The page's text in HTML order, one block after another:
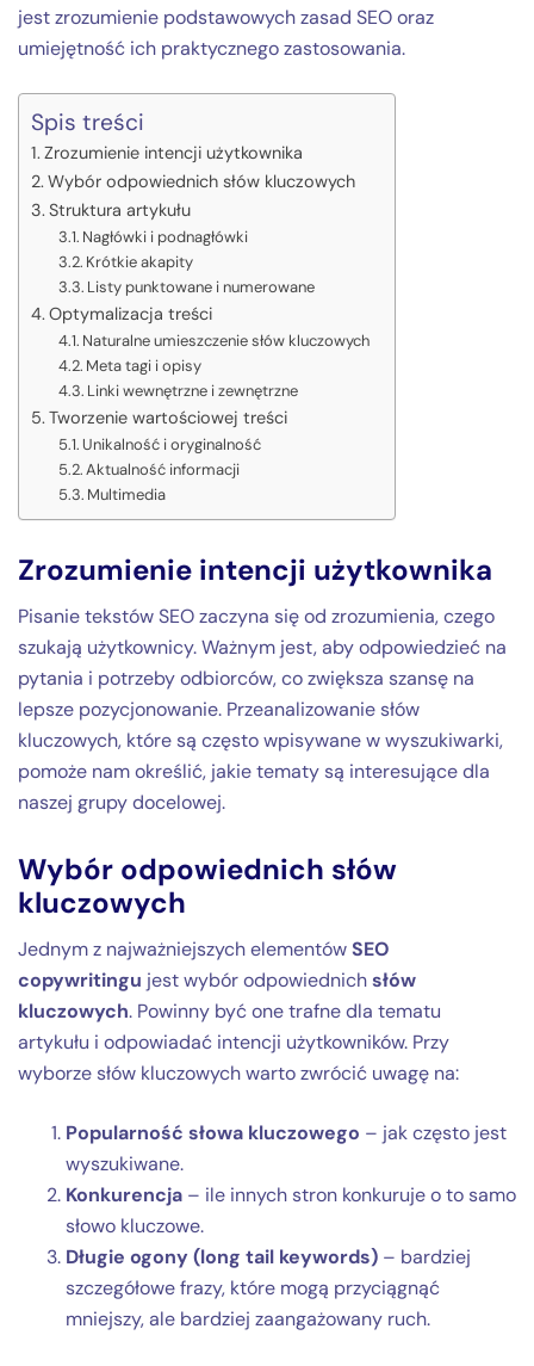
jest zrozumienie podstawowych zasad SEO oraz
umiejętność ich praktycznego zastosowania.
Spis treści
Zrozumienie intencji użytkownika
Wybór odpowiednich słów kluczowych
Struktura artykułu
Nagłówki i podnagłówki
Krótkie akapity
Listy punktowane i numerowane
Optymalizacja treści
Naturalne umieszczenie słów kluczowych
Meta tagi i opisy
Linki wewnętrzne i zewnętrzne
Tworzenie wartościowej treści
Unikalność i oryginalność
Aktualność informacji
Multimedia
Zrozumienie intencji użytkownika
Pisanie tekstów SEO zaczyna się od zrozumienia, czego
szukają użytkownicy. Ważnym jest, aby odpowiedzieć na
pytania i potrzeby odbiorców, co zwiększa szansę na
lepsze pozycjonowanie. Przeanalizowanie słów
kluczowych, które są często wpisywane w wyszukiwarki,
pomoże nam określić, jakie tematy są interesujące dla
naszej grupy docelowej.
Wybór odpowiednich słów
kluczowych
Jednym z najważniejszych elementówSEO
copywritingu jest wybór odpowiednichsłów
kluczowych. Powinny być one trafne dla tematu
artykułu i odpowiadać intencji użytkowników. Przy
wyborze słów kluczowych warto zwrócić uwagę na:
Popularność słowa kluczowego – jak często jest
wyszukiwane.
Konkurencja – ile innych stron konkuruje o to samo
słowo kluczowe.
Długie ogony (long tail keywords) – bardziej
szczegółowe frazy, które mogą przyciągnąć
mniejszy, ale bardziej zaangażowany ruch.